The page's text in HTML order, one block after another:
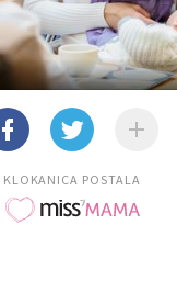
KLOKANICA POSTALA